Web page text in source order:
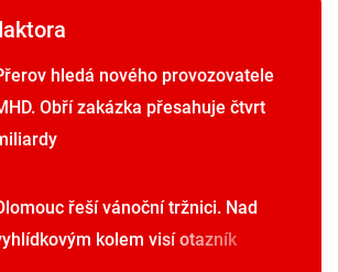
hledá nového provozovatele
Obří zakázka přesahuje čtvrt
řeší vánoční tržnici. Nad
kolem visí otazník